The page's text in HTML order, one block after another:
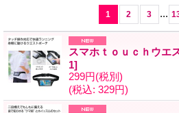
1 2 3 ...
スマホｔｏｕｃｈウエ
1]
299円(税別)
(税込: 329円)